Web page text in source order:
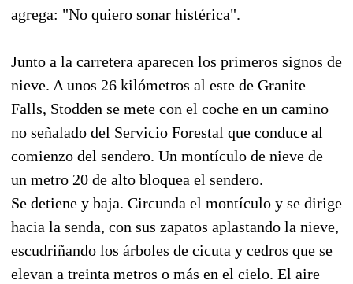
agrega: "No quiero sonar histérica".
Junto a la carretera aparecen los primeros signos de
nieve. A unos 26 kilómetros al este de Granite
Falls, Stodden se mete con el coche en un camino
no señalado del Servicio Forestal que conduce al
comienzo del sendero. Un montículo de nieve de
un metro 20 de alto bloquea el sendero.
Se detiene y baja. Circunda el montículo y se dirige
hacia la senda, con sus zapatos aplastando la nieve,
escudriñando los árboles de cicuta y cedros que se
elevan a treinta metros o más en el cielo. El aire